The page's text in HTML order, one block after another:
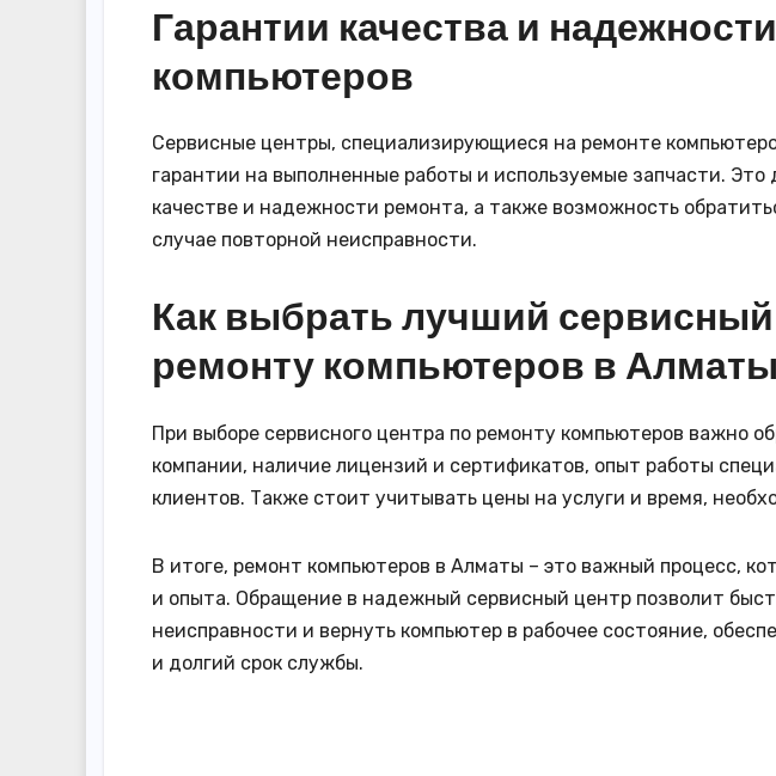
Гарантии качества и
компьютеров
Сервисные центры, специализирующиеся на ремонте
гарантии на выполненные работы и используемые запчасти. Это
качестве и надежности ремонта, а также возможность
случае повторной неисправности.
Как выбрать лучший
ремонту компьютеров в Алматы
При выборе сервисного центра по ремонту компьютеров важно
компании, наличие лицензий и сертификатов, опыт работы
клиентов. Также стоит учитывать цены на услуги и время,
В итоге, ремонт компьютеров в Алматы – это важный процесс,
и опыта. Обращение в надежный сервисный центр позволит
неисправности и вернуть компьютер в рабочее состояние,
и долгий срок службы.